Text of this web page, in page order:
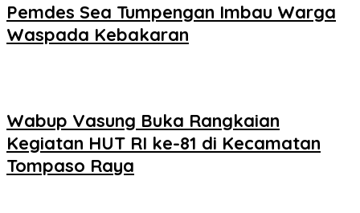
Pemdes Sea Tumpengan Imbau Warga
Waspada Kebakaran
Wabup Vasung Buka Rangkaian
Kegiatan HUT RI ke-81 di Kecamatan
Tompaso Raya